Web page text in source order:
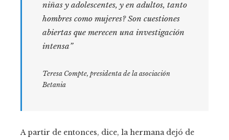
niñas y adolescentes, y en adultos, tanto
hombres como mujeres? Son cuestiones
abiertas que merecen una investigación
intensa”
Teresa Compte, presidenta de la asociación
Betania
A partir de entonces, dice, la hermana dejó de